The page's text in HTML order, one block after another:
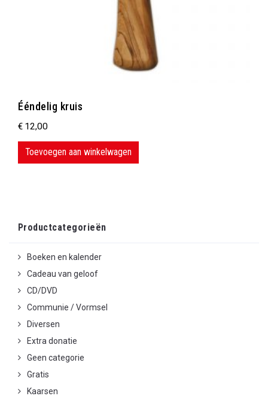
Ééndelig kruis
€ 12,00
Toevoegen aan winkelwagen
Productcategorieën
Boeken en kalender
Cadeau van geloof
CD/DVD
Communie / Vormsel
Diversen
Extra donatie
Geen categorie
Gratis
Kaarsen